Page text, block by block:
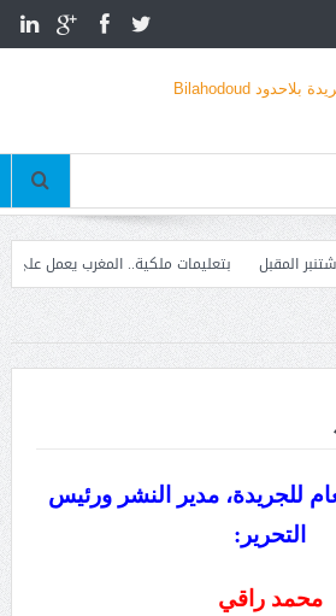
بتعليمات ملكية.. المغرب يعمل على إعادة
للجريدة، مدير النشر ورئيس
التحرير:
محمد راقي